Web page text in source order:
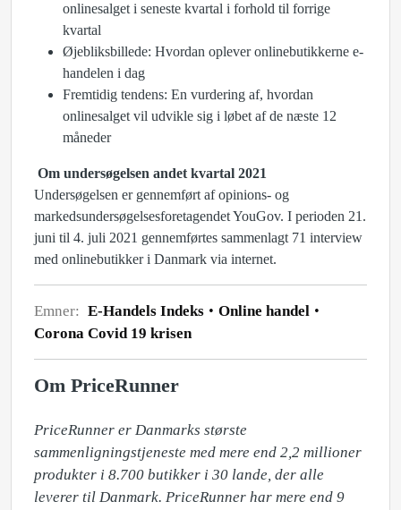
onlinesalget i seneste kvartal i forhold til forrige
kvartal
Øjebliksbillede: Hvordan oplever onlinebutikkerne e-
handelen i dag
Fremtidig tendens: En vurdering af, hvordan
onlinesalget vil udvikle sig i løbet af de næste 12
måneder
Om undersøgelsen andet kvartal 2021
Undersøgelsen er gennemført af opinions- og
markedsundersøgelsesforetagendet YouGov. I perioden 21.
juni til 4. juli 2021 gennemførtes sammenlagt 71 interview
med onlinebutikker i Danmark via internet.
Emner: E-Handels Indeks
Online handel
Corona Covid 19 krisen
Om PriceRunner
PriceRunner er Danmarks største
sammenligningstjeneste med mere end 2,2 millioner
produkter i 8.700 butikker i 30 lande, der alle
leverer til Danmark. PriceRunner har mere end 9